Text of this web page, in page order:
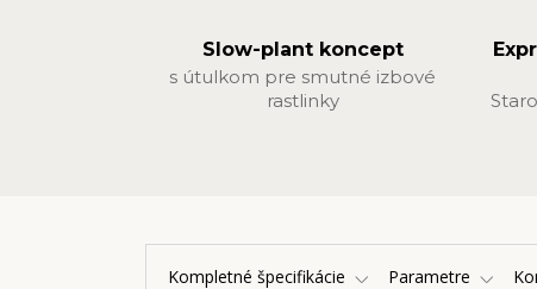
Slow-plant koncept
s útulkom pre smutné izbové
rastlinky
Kompletné špecifikácie Parametre